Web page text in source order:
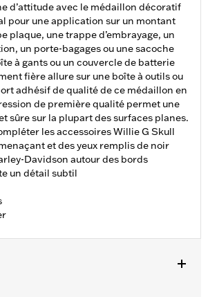
d’attitude avec le médaillon décoratif
pour une application sur un montant
plaque, une trappe d’embrayage, un
un porte-bagages ou une sacoche
à gants ou un couvercle de batterie
fière allure sur une boîte à outils ou
adhésif de qualité de ce médaillon en
de première qualité permet une
sûre sur la plupart des surfaces planes.
les accessoires Willie G Skull
et des yeux remplis de noir
Davidson autour des bords
un détail subtil